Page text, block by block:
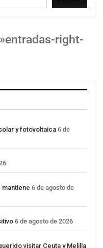
right-
y fotovoltaica6 de
mantiene 6 de agosto de
6 de agosto de 2026
visitar Ceuta y Melilla